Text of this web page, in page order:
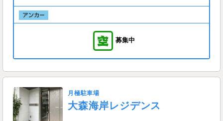
募集中
月極駐車場
大森海岸レジデンス